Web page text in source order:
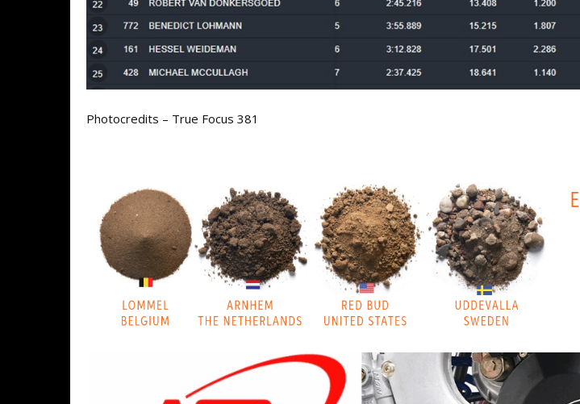
Photocredits – True Focus 381